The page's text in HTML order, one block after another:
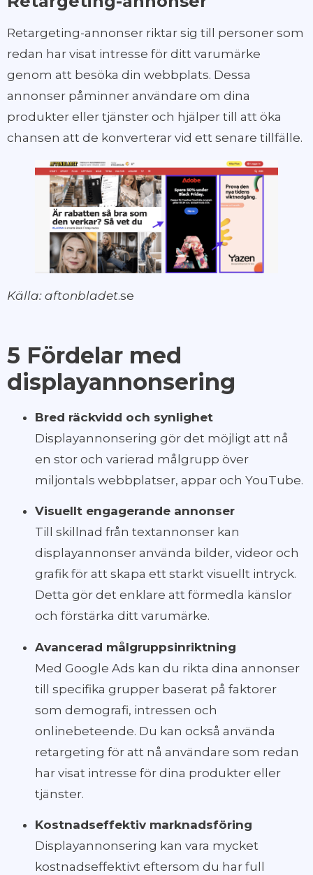
Retargeting-annonser riktar sig till personer som
redan har visat intresse för ditt varumärke
genom att besöka din webbplats. Dessa
annonser påminner användare om dina
produkter eller tjänster och hjälper till att öka
chansen att de konverterar vid ett senare tillfälle.
Källa: aftonbladet.se
5 Fördelar med
displayannonsering
Bred räckvidd och synlighet
Displayannonsering gör det möjligt att nå
en stor och varierad målgrupp över
miljontals webbplatser, appar och YouTube.
Visuellt engagerande annonser
Till skillnad från textannonser kan
displayannonser använda bilder, videor och
grafik för att skapa ett starkt visuellt intryck.
Detta gör det enklare att förmedla känslor
och förstärka ditt varumärke.
Avancerad målgruppsinriktning
Med Google Ads kan du rikta dina annonser
till specifika grupper baserat på faktorer
som demografi, intressen och
onlinebeteende. Du kan också använda
retargeting för att nå användare som redan
har visat intresse för dina produkter eller
tjänster.
Kostnadseffektiv marknadsföring
Displayannonsering kan vara mycket
kostnadseffektivt eftersom du har full